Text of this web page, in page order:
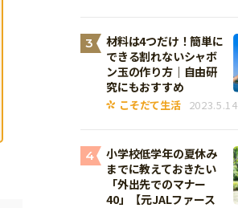
3
材料は4つだけ！簡単に
できる割れないシャボ
ン玉の作り方｜自由研
究にもおすすめ
こそだて生活 2023.5.14
4
小学校低学年の夏休み
までに教えておきたい
「外出先でのマナー
40」【元JALファース